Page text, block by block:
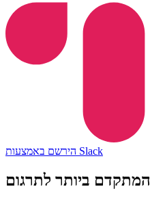
הירשם באמצעות Slack
המתקדם ביותר